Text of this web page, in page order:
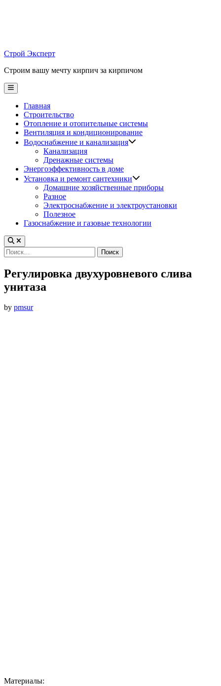
Строй Эксперт
Строим вашу мечту кирпич за кирпичом
Main
Menu
Главная
Строительство
Отопление и отопительные системы
Вентиляция и кондиционирование
Водоснабжение и канализация
Канализация
Дренажные системы
Энергоэффективность в доме
Установка и ремонт сантехники
Домашние хозяйственные приборы
Разное
Электроснабжение и электроустановки
Полезное
Газоснабжение и газовые технологии
Найти:
Регулировка двухуровневого слива
унитаза
by pmsur
Материалы: